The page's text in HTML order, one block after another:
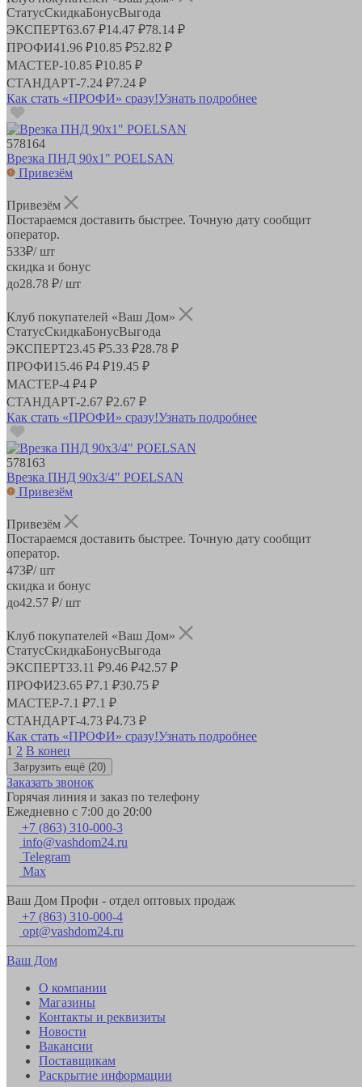
СтатусСкидкаБонусВыгода
ЭКСПЕРТ63.67 ₽14.47 ₽78.14 ₽
ПРОФИ41.96 ₽10.85 ₽52.82 ₽
МАСТЕР-10.85 ₽10.85 ₽
СТАНДАРТ-7.24 ₽7.24 ₽
Как стать «ПРОФИ» сразу!Узнать подробнее
578164
Врезка ПНД 90х1" POELSAN
Привезём
Привезём
Постараемся доставить быстрее. Точную дату сообщит
оператор.
533₽/ шт
скидка и бонус
до28.78 ₽/ шт
Клуб покупателей «Ваш Дом»
СтатусСкидкаБонусВыгода
ЭКСПЕРТ23.45 ₽5.33 ₽28.78 ₽
ПРОФИ15.46 ₽4 ₽19.45 ₽
МАСТЕР-4 ₽4 ₽
СТАНДАРТ-2.67 ₽2.67 ₽
Как стать «ПРОФИ» сразу!Узнать подробнее
578163
Врезка ПНД 90х3/4" POELSAN
Привезём
Привезём
Постараемся доставить быстрее. Точную дату сообщит
оператор.
473₽/ шт
скидка и бонус
до42.57 ₽/ шт
Клуб покупателей «Ваш Дом»
СтатусСкидкаБонусВыгода
ЭКСПЕРТ33.11 ₽9.46 ₽42.57 ₽
ПРОФИ23.65 ₽7.1 ₽30.75 ₽
МАСТЕР-7.1 ₽7.1 ₽
СТАНДАРТ-4.73 ₽4.73 ₽
Как стать «ПРОФИ» сразу!Узнать подробнее
1 2 В конец
Загрузить ещё (20)
Заказать звонок
Горячая линия и заказ по телефону
Ежедневно с 7:00 до 20:00
+7 (863) 310-000-3
info@vashdom24.ru
Telegram
Max
Ваш Дом Профи - отдел оптовых продаж
+7 (863) 310-000-4
opt@vashdom24.ru
Ваш Дом
О компании
Магазины
Контакты и реквизиты
Новости
Вакансии
Поставщикам
Раскрытие информации